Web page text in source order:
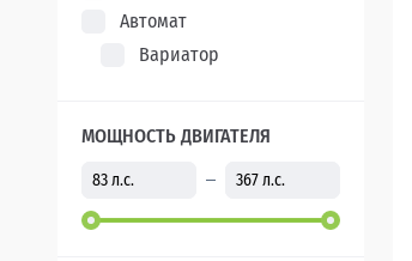
Автомат
Вариатор
МОЩНОСТЬ ДВИГАТЕЛЯ